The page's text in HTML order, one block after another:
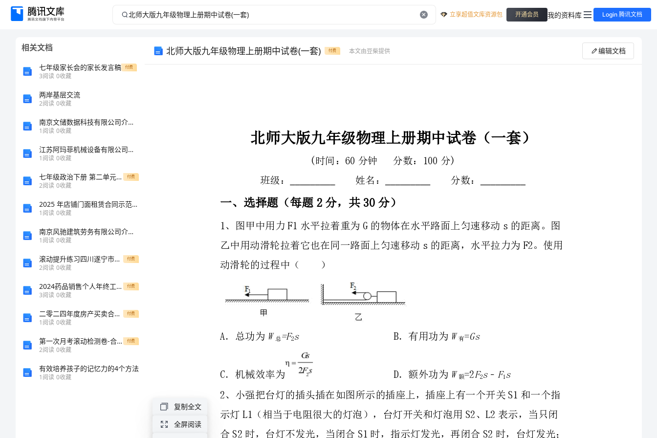
北
立享超值文库资源包 开通会员 我的资料库 Login 腾讯文档
相关文档
七年级家长会的家长发言稿 付费
3阅读 0收藏
两岸基层交流
2阅读 0收藏
南京文储数据科技有限公司介绍企业发展分析报告
1阅读 0收藏
江苏阿玛菲机械设备有限公司介绍企业发展分析报告
1阅读 0收藏
七年级政治下册 第二单元 第一节《自信让我如此美丽》教案 湘教版 付费
2阅读 0收藏
2025 年店铺门面租赁合同示范文本
1阅读 0收藏
南京风驰建筑劳务有限公司介绍企业发展分析报告
1阅读 0收藏
滚动提升练习四川遂宁市第二中学校数学七年级上册第四单元几何图形初步重点解析试卷（含答案解析） 付费
2阅读 0收藏
2024药品销售个人年终工作总结 付费
3阅读 0收藏
二零二四年度房产买卖合同附件说明补充协议书 付费
1阅读 0收藏
第一次月考滚动检测卷-合肥市第四十八中学数学七年级上册一元一次方程定向测试试卷（含答案详解版） 付费
2阅读 0收藏
有效培养孩子的记忆力的4个方法
1阅读 0收藏
北师大版九年级物理上册期中试卷(一套) 付费 本文由豆柴提供 编辑文档
班级：姓名：分数：
一、选择题（每题2分，共30分）
动滑轮的过程中（）
WFsFs
C．机械效率为D．额外功为=2﹣ 额21
合S2时，台灯不发光，当闭合S1时，指示灯发光，再闭合S2时，台灯发光；
复制全文
全屏阅读